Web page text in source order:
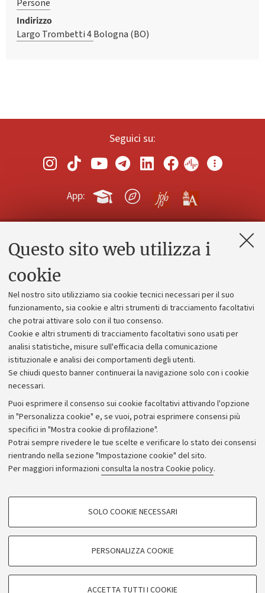
Questo sito web utilizza i
cookie
Nel nostro sito utilizziamo sia cookie tecnici necessari per il suo
funzionamento, sia cookie e altri strumenti di tracciamento facoltativi
che potrai attivare solo con il tuo consenso.
Cookie e altri strumenti di tracciamento facoltativi sono usati per
analisi statistiche, misure sull'efficacia della comunicazione
istituzionale e analisi dei comportamenti degli utenti.
Se chiudi questo banner continuerai la navigazione solo con i cookie
necessari.
Puoi esprimere il consenso sui cookie facoltativi attivando l'opzione
in "Personalizza cookie" e, se vuoi, potrai esprimere consensi più
specifici in "Mostra cookie di profilazione".
Potrai sempre rivedere le tue scelte e verificare lo stato dei consensi
rientrando nella sezione "Impostazione cookie" del sito.
Per maggiori informazioni consulta la nostra Cookie policy.
COOKIE DI PROFILAZIONE - FACOLTATIVI
COOKIE TECNICI - NECESSARI
SOLO COOKIE NECESSARI
PERSONALIZZA COOKIE
ACCETTA TUTTI I COOKIE
Persone
Indirizzo
Largo Trombetti 4Bologna (BO)
Seguici su:
App:
Contatti e PEC
Alumni community
Piano strategico
Bilanci
Donazioni e 5x1000
Bandi, gare e concorsi
Albo online
Amministrazione trasparente
Atti di notifica
Informazioni sul sito e accessibilità
Dichiarazione di accessibilità
Privacy e note legali
Impostazioni Cookie
©Copyright 2026 - ALMA MATER STUDIORUM - Università di
Bologna - Via Zamboni,33 - 40126Bologna - PI: